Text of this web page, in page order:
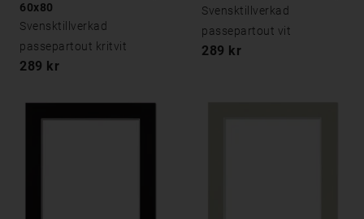
60x80
Svensktillverkad
passepartout kritvit
289 kr
Svensktillverkad
passepartout vit
289 kr